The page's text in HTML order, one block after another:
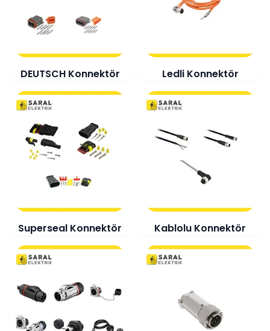
DEUTSCH Konnektör Ledli Konnektör
Superseal Konnektör Kablolu Konnektör